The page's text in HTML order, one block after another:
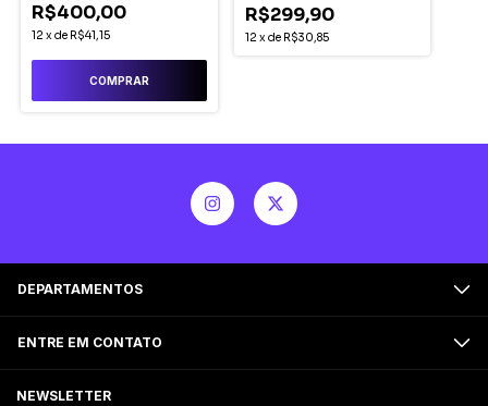
R$400,00
12 xde R$41,15
COMPRAR
R$299,90
12 xde R$30,85
DEPARTAMENTOS
ENTRE EM CONTATO
NEWSLETTER